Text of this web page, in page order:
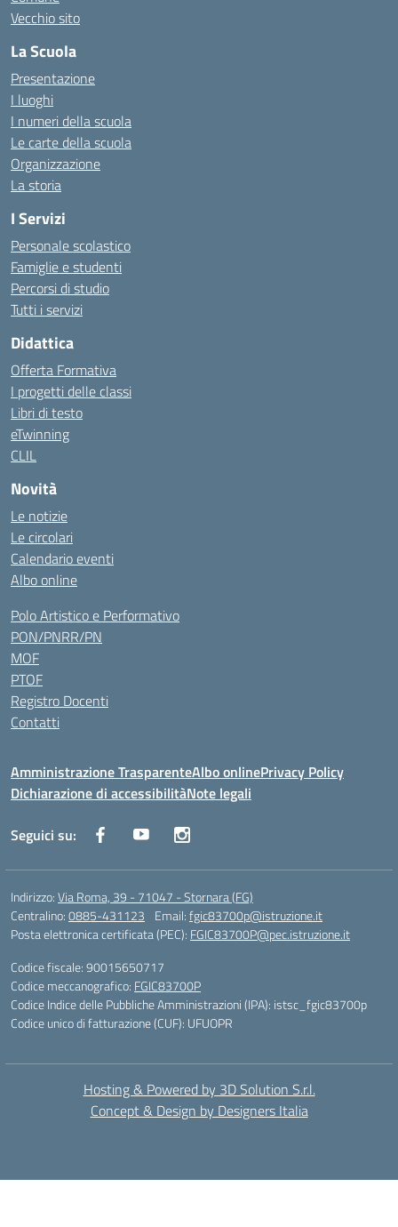
Vecchio sito
La Scuola
Presentazione
I luoghi
I numeri della scuola
Le carte della scuola
Organizzazione
La storia
I Servizi
Personale scolastico
Famiglie e studenti
Percorsi di studio
Tutti i servizi
Didattica
Offerta Formativa
I progetti delle classi
Libri di testo
eTwinning
CLIL
Novità
Le notizie
Le circolari
Calendario eventi
Albo online
Polo Artistico e Performativo
PON/PNRR/PN
MOF
PTOF
Registro Docenti
Contatti
Amministrazione TrasparenteAlbo onlinePrivacy Policy
Dichiarazione di accessibilitàNote legali
Seguici su:
Indirizzo:Via Roma, 39 - 71047 - Stornara (FG)
Centralino:0885-431123 Email:fgic83700p@istruzione.it
Posta elettronica certificata (PEC): FGIC83700P@pec.istruzione.it
Codice fiscale: 90015650717
Codice meccanografico: FGIC83700P
Codice Indice delle Pubbliche Amministrazioni (IPA): istsc_fgic83700p
Codice unico di fatturazione (CUF): UFUOPR
Hosting & Powered by 3D Solution S.r.l.
Concept & Design by Designers Italia